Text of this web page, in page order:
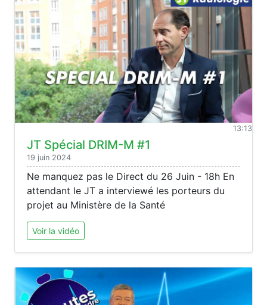
13:13
JT Spécial DRIM-M #1
19 juin 2024
Ne manquez pas le Direct du 26 Juin - 18h En
attendant le JT a interviewé les porteurs du
projet au Ministère de la Santé
Voir la vidéo